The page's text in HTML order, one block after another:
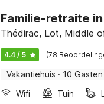
Familie-retraite
Thédirac, Lot, Middle
4.4 / 5 (78
Vakantiehuis · 10 Gasten
Wifi
Tuin